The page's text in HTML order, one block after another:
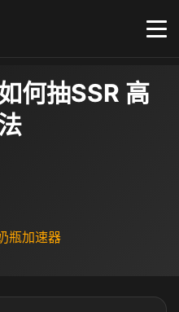
何抽SSR 高
瓶加速器